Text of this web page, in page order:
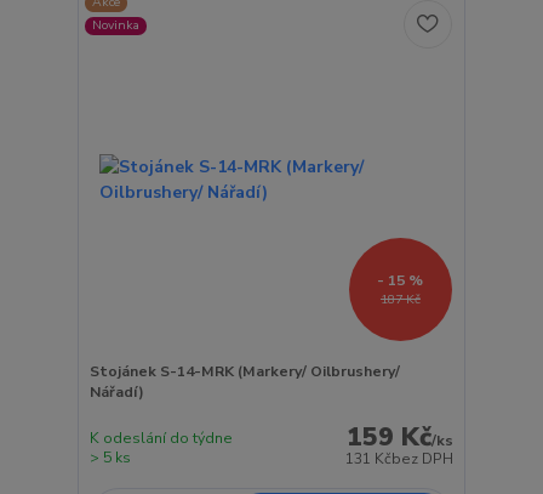
Novinka
187 Kč
- 15 %
Stojánek S-14-MRK (Markery/ Oilbrushery/
Nářadí)
159 Kč/ks
131 Kčbez DPH
K odeslání do týdne
> 5 ks